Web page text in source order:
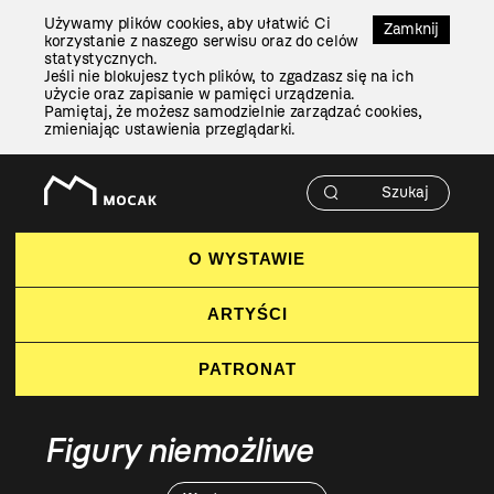
Zamknij
Używamy plików cookies, aby ułatwić Ci
korzystanie z naszego serwisu oraz do celów
statystycznych.
Jeśli nie blokujesz tych plików, to zgadzasz się na ich
użycie oraz zapisanie w pamięci urządzenia.
Pamiętaj, że możesz samodzielnie zarządzać cookies,
zmieniając ustawienia przeglądarki.
O WYSTAWIE
ARTYŚCI
PATRONAT
Figury niemożliwe